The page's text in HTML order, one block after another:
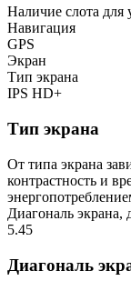
Наличие слота для
Навигация
GPS
Экран
Тип экрана
IPS HD+
Тип экрана
От типа экрана
контрастность и
Диагональ экрана,
5.45
Диагональ